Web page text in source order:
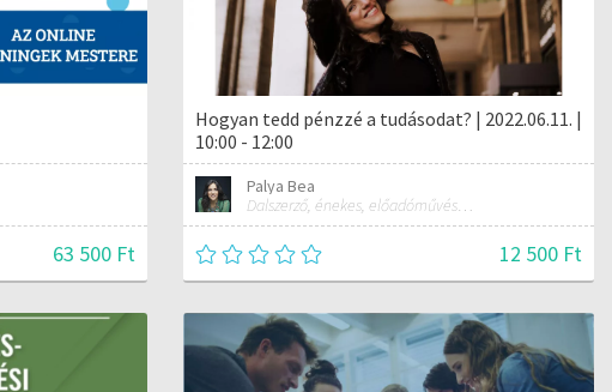
63 500 Ft
Hogyan tedd pénzzé a tudásodat? | 2022.06.11. |
10:00 - 12:00
Palya Bea
Dalszerző, énekes, előadóművész és tréner
12 500 Ft